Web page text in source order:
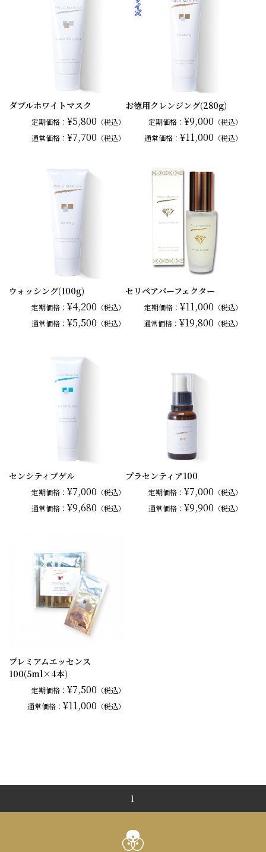
ダブルホワイトマスク
定期価格：¥5,800 （税込）
通常価格：¥7,700 （税込）
お徳用クレンジング(280g)
定期価格： ¥9,000 （税込）
通常価格： ¥11,000 （税込）
ウォッシング(100g)
定期価格：¥4,200 （税込）
通常価格：¥5,500 （税込）
セリペアパーフェクター
定期価格： ¥11,000 （税込）
通常価格： ¥19,800 （税込）
センシティブゲル
定期価格：¥7,000 （税込）
通常価格：¥9,680 （税込）
プラセンティア100
定期価格： ¥7,000 （税込）
通常価格： ¥9,900 （税込）
プレミアムエッセンス
100(5ml×4本)
定期価格：¥7,500 （税込）
通常価格：¥11,000 （税込）
1